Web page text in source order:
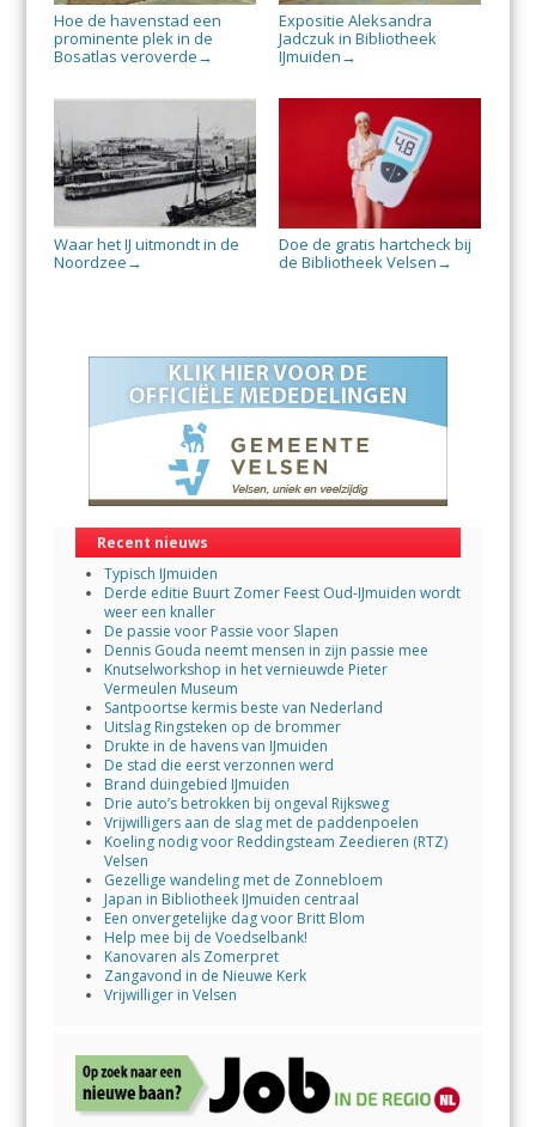
Hoe de havenstad een
prominente plek in de
Bosatlas veroverde →
Expositie Aleksandra
Jadczuk in Bibliotheek
IJmuiden →
Waar het IJ uitmondt in de
Noordzee →
Doe de gratis hartcheck bij
de Bibliotheek Velsen →
Recent nieuws
Typisch IJmuiden
Derde editie Buurt Zomer Feest Oud-IJmuiden wordt
weer een knaller
De passie voor Passie voor Slapen
Dennis Gouda neemt mensen in zijn passie mee
Knutselworkshop in het vernieuwde Pieter
Vermeulen Museum
Santpoortse kermis beste van Nederland
Uitslag Ringsteken op de brommer
Drukte in de havens van IJmuiden
De stad die eerst verzonnen werd
Brand duingebied IJmuiden
Drie auto’s betrokken bij ongeval Rijksweg
Vrijwilligers aan de slag met de paddenpoelen
Koeling nodig voor Reddingsteam Zeedieren (RTZ)
Velsen
Gezellige wandeling met de Zonnebloem
Japan in Bibliotheek IJmuiden centraal
Een onvergetelijke dag voor Britt Blom
Help mee bij de Voedselbank!
Kanovaren als Zomerpret
Zangavond in de Nieuwe Kerk
Vrijwilliger in Velsen